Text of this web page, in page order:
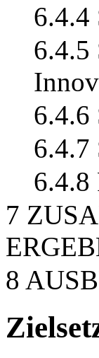
6.4.4
6.4.5
6.4.6
6.4.7
6.4.8
7
8